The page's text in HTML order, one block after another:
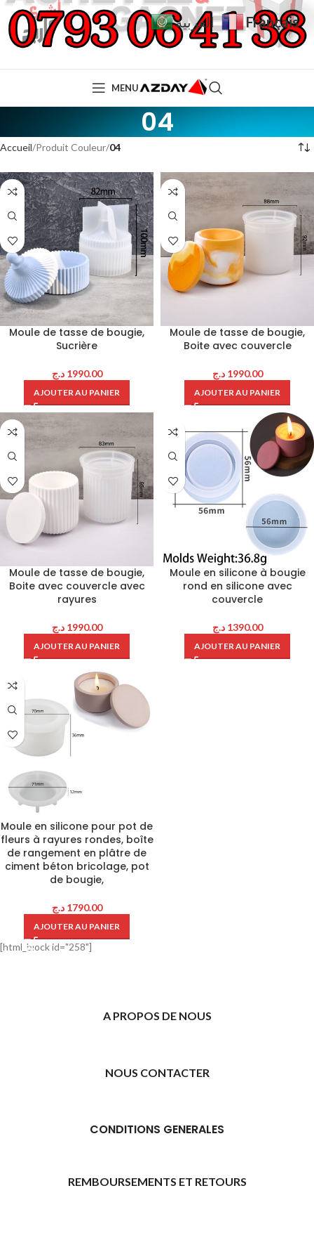
MENU
04
Accueil Produit Couleur 04
Moule de tasse de bougie,
Sucrière
1990.00 د.ج
AJOUTER AU PANIER
Moule de tasse de bougie,
Boite avec couvercle
1990.00 د.ج
AJOUTER AU PANIER
Moule de tasse de bougie,
Boite avec couvercle avec
rayures
1990.00 د.ج
AJOUTER AU PANIER
Moule en silicone à bougie
rond en silicone avec
couvercle
1390.00 د.ج
AJOUTER AU PANIER
Moule en silicone pour pot de
fleurs à rayures rondes, boîte
de rangement en plâtre de
ciment béton bricolage, pot
de bougie,
1790.00 د.ج
AJOUTER AU PANIER
[html_block id="258"]
A PROPOS DE NOUS
NOUS CONTACTER
CONDITIONS GENERALES
REMBOURSEMENTS ET RETOURS
العربية Français